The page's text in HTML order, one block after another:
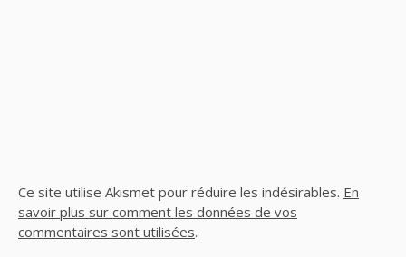
Ce site utilise Akismet pour réduire les indésirables. En
savoir plus sur comment les données de vos
commentaires sont utilisées.